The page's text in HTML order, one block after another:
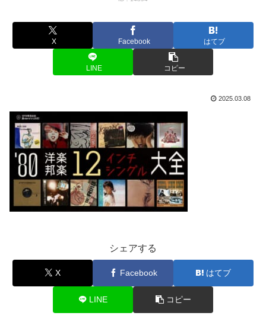
X Facebook はてブ
LINE コピー
2025.03.08
シェアする
X Facebook はてブ
LINE コピー